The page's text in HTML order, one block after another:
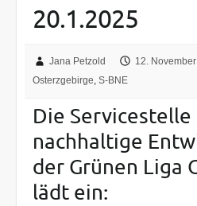
20.1.2025
Jana Petzold 12.
Osterzgebirge,S-BNE
Die
nachhaltige
der Grünen Liga
lädt ein: